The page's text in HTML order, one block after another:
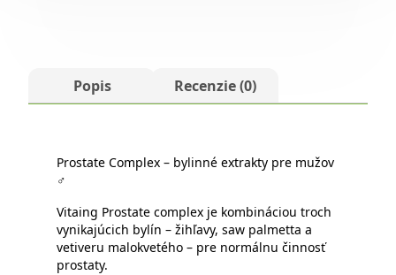
Popis Recenzie (0)
Prostate Complex – bylinné extrakty pre mužov
♂
Vitaing Prostate complex je kombináciou troch
vynikajúcich bylín – žihľavy, saw palmetta a
vetiveru malokvetého – pre normálnu činnosť
prostaty.